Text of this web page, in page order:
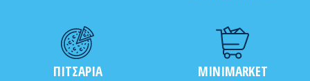
ΠΙΤΣΑΡΙΑ MINIMARKET